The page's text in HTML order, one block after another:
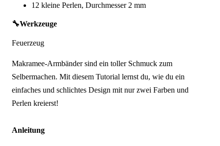
12 kleine Perlen, Durchmesser 2 mm
🔧Werkzeuge
Feuerzeug
Makramee-Armbänder sind ein toller Schmuck zum
Selbermachen. Mit diesem Tutorial lernst du, wie du ein
einfaches und schlichtes Design mit nur zwei Farben und
Perlen kreierst!
Anleitung